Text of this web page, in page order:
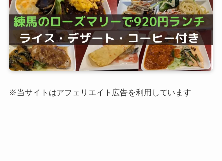
※当サイトはアフェリエイト広告を利用しています